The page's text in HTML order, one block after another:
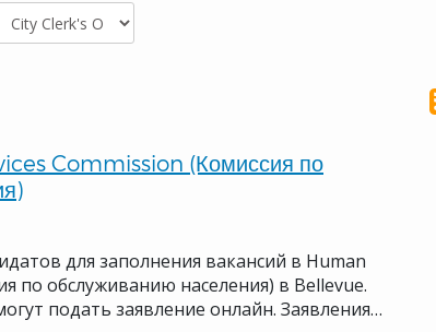
Commission (Комиссия по
для заполнения вакансий в Human
по обслуживанию населения) в Bellevue.
подать заявление онлайн. Заявления…